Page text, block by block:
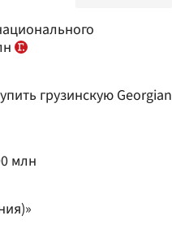
грузинскую Georgian
млн